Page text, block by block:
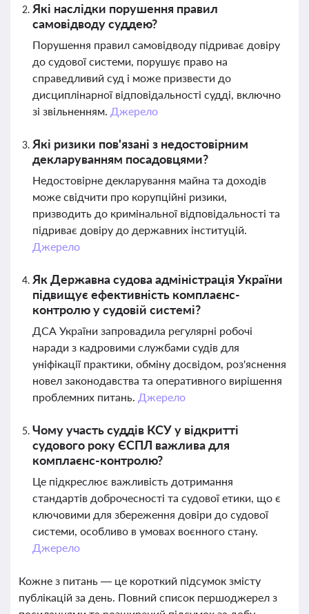
Які наслідки порушення правил
самовідводу суддею?
Порушення правил самовідводу підриває довіру
до судової системи, порушує право на
справедливий суд і може призвести до
дисциплінарної відповідальності судді, включно
зі звільненням. Джерело
Які ризики пов'язані з недостовірним
декларуванням посадовцями?
Недостовірне декларування майна та доходів
може свідчити про корупційні ризики,
призводить до кримінальної відповідальності та
підриває довіру до державних інституцій.
Джерело
Як Державна судова адміністрація України
підвищує ефективність комплаєнс-
контролю у судовій системі?
ДСА України запровадила регулярні робочі
наради з кадровими службами судів для
уніфікації практики, обміну досвідом, роз'яснення
новел законодавства та оперативного вирішення
проблемних питань. Джерело
Чому участь суддів КСУ у відкритті
судового року ЄСПЛ важлива для
комплаєнс-контролю?
Це підкреслює важливість дотримання
стандартів доброчесності та судової етики, що є
ключовими для збереження довіри до судової
системи, особливо в умовах воєнного стану.
Джерело
Кожне з питань — це короткий підсумок змісту
публікацій за день. Повний список першоджерел з